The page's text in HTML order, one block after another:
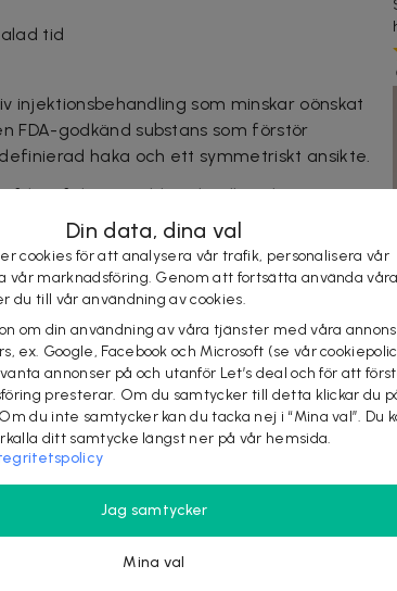
tid
injektionsbehandling som minskar oönskat
FDA-godkänd substans som förstör
haka och ett symmetriskt ansikte.
faktorer, åldrande eller viktuppgång
efter dina behov och ger långvariga
direkt i det område som ska behandlas.
med 4 veckors mellanrum.
3 minst 2 dagar före och efter behandlingen
timme innan
men går vanligtvis över inom 7-14
Din data, dina val
cookies för att analysera vår trafik, personalisera vår
vår marknadsföring. Genom att fortsätta använda våra
du till vår användning av cookies.
om din användning av våra tjänster med våra
ex. Google, Facebook och Microsoft (se vår
annonser på och utanför Let’s deal och för att
presterar. Om du samtycker till detta klickar du
du inte samtycker kan du tacka nej i “Mina val”. Du
ditt samtycke längst ner på vår hemsida.
Jag samtycker
Mina val